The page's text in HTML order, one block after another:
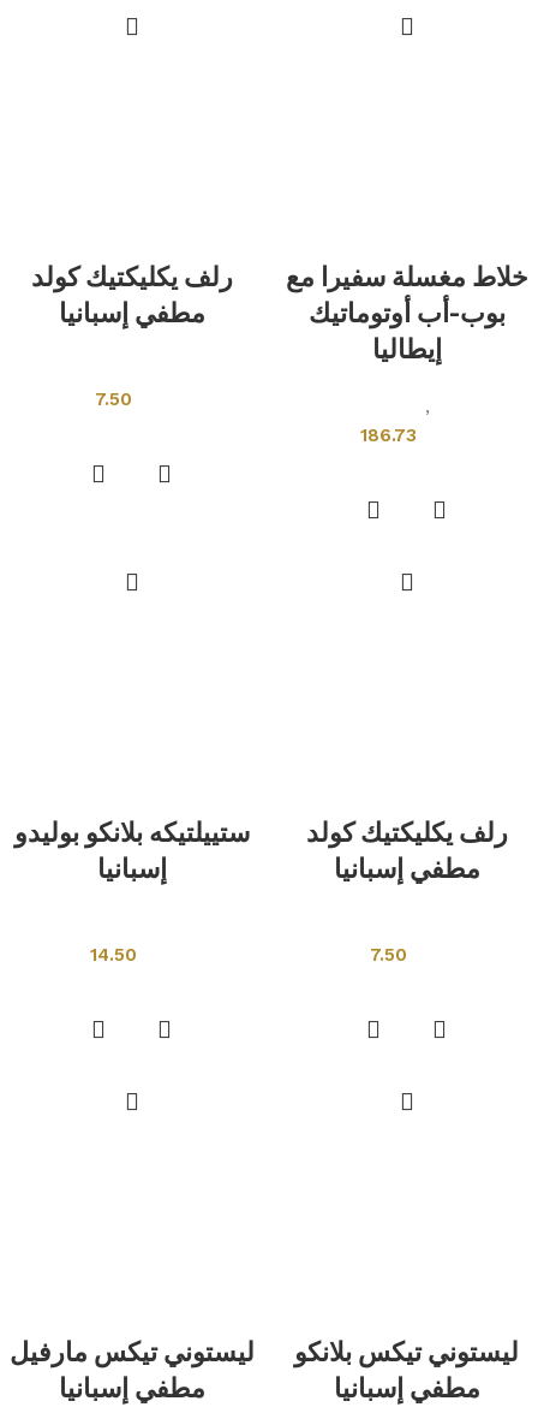
خلاط مغسلة سفيرا مع
بوب-أب أوتوماتيك
إيطاليا
,
186.73
رلف يكليكتيك كولد
مطفي إسبانيا
7.50
رلف يكليكتيك كولد
مطفي إسبانيا
7.50
ستييلتيكه بلانكو بوليدو
إسبانيا
14.50
ليستوني تيكس بلانكو
مطفي إسبانيا
ليستوني تيكس مارفيل
مطفي إسبانيا